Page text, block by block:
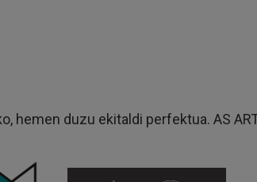
hemen duzu ekitaldi perfektua. AS